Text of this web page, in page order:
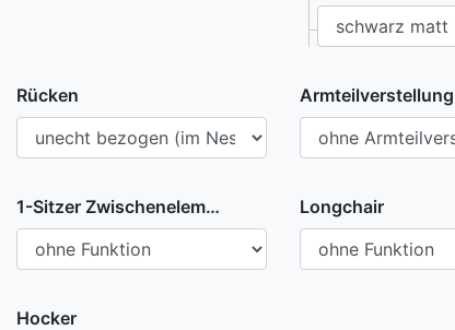
Rücken Armteilverstellung
1-Sitzer Zwischenelement Longchair
Hocker